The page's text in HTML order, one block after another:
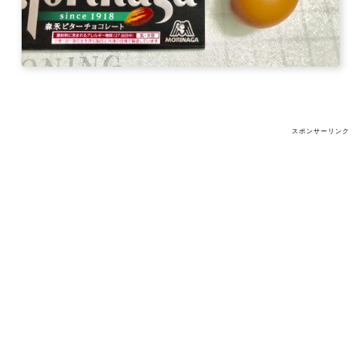
スポンサーリンク